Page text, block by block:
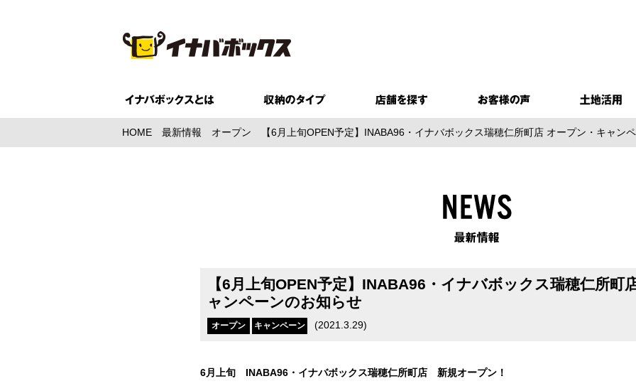
HOME 最新情報 オープン 【6月上旬OPEN予定】INABA96・イナバボックス瑞穂仁所町店 オープン・キャ
【6月上旬OPEN予定】INABA96・イナバボックス瑞穂仁所
ャンペーンのお知らせ
オープン キャンペーン (2021.3.29)
6月上旬 INABA96・イナバボックス瑞穂仁所町店 新規オープン！